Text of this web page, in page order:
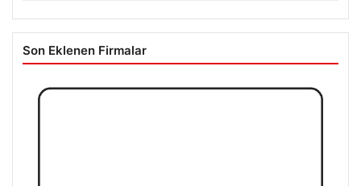
Son Eklenen Firmalar